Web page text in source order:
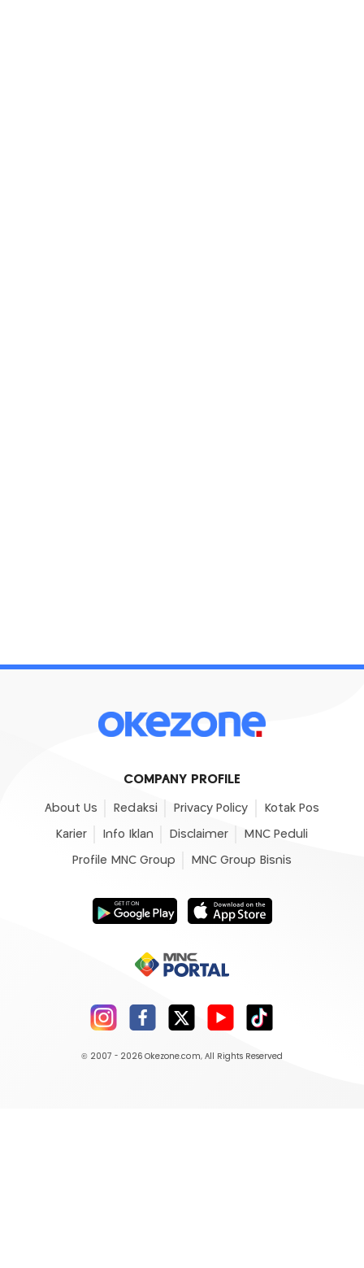
COMPANY PROFILE
About Us Redaksi Privacy Policy Kotak Pos
Karier Info Iklan Disclaimer MNC Peduli
Profile MNC Group MNC Group Bisnis
© 2007 - 2026 Okezone.com, All Rights Reserved